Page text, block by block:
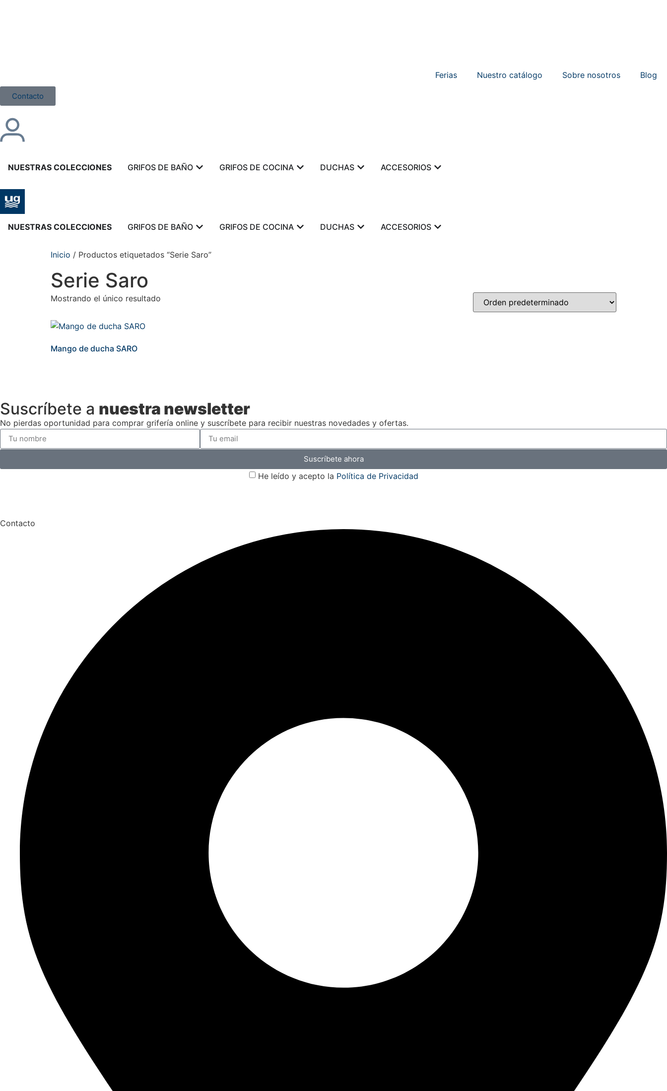
Ferias Nuestro catálogo Sobre nosotros Blog
Contacto
NUESTRAS COLECCIONES GRIFOS DE BAÑO GRIFOS DE COCINA DUCHAS ACCESORIOS
NUESTRAS COLECCIONES GRIFOS DE BAÑO GRIFOS DE COCINA DUCHAS ACCESORIOS
Inicio / Productos etiquetados “Serie Saro”
Serie Saro
Mostrando el único resultado
Mango de ducha SARO
Suscríbete a nuestra newsletter
No pierdas oportunidad para comprar grifería online y suscríbete para recibir nuestras novedades y ofertas.
Suscríbete ahora
He leído y acepto la Política de Privacidad
Contacto